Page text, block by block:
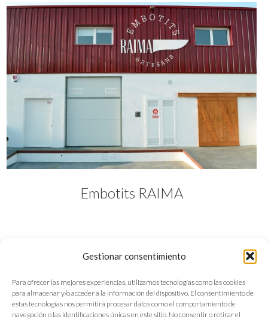
Gestionar consentimiento
Para ofrecer las mejores experiencias, utilizamos tecnologías como las cookies
para almacenar y/o acceder a la información del dispositivo. El consentimiento de
estas tecnologías nos permitirá procesar datos como el comportamiento de
navegación o las identificaciones únicas en este sitio. No consentir o retirar el
Embotits RAIMA